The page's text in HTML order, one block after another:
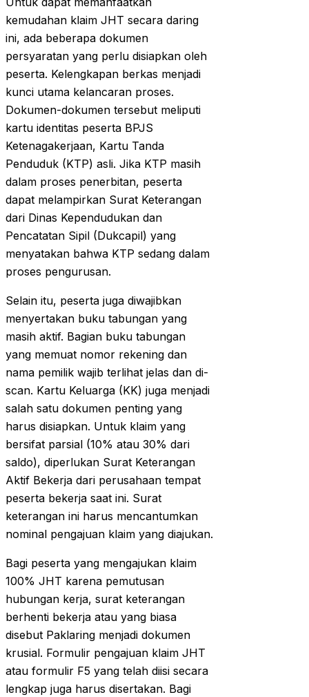
kemudahan klaim JHT secara daring
ini, ada beberapa dokumen
persyaratan yang perlu disiapkan oleh
peserta. Kelengkapan berkas menjadi
kunci utama kelancaran proses.
Dokumen-dokumen tersebut meliputi
kartu identitas peserta BPJS
Ketenagakerjaan, Kartu Tanda
Penduduk (KTP) asli. Jika KTP masih
dalam proses penerbitan, peserta
dapat melampirkan Surat Keterangan
dari Dinas Kependudukan dan
Pencatatan Sipil (Dukcapil) yang
menyatakan bahwa KTP sedang dalam
proses pengurusan.
Selain itu, peserta juga diwajibkan
menyertakan buku tabungan yang
masih aktif. Bagian buku tabungan
yang memuat nomor rekening dan
nama pemilik wajib terlihat jelas dan di-
scan. Kartu Keluarga (KK) juga menjadi
salah satu dokumen penting yang
harus disiapkan. Untuk klaim yang
bersifat parsial (10% atau 30% dari
saldo), diperlukan Surat Keterangan
Aktif Bekerja dari perusahaan tempat
peserta bekerja saat ini. Surat
keterangan ini harus mencantumkan
nominal pengajuan klaim yang diajukan.
Bagi peserta yang mengajukan klaim
100% JHT karena pemutusan
hubungan kerja, surat keterangan
berhenti bekerja atau yang biasa
disebut Paklaring menjadi dokumen
krusial. Formulir pengajuan klaim JHT
atau formulir F5 yang telah diisi secara
lengkap juga harus disertakan. Bagi